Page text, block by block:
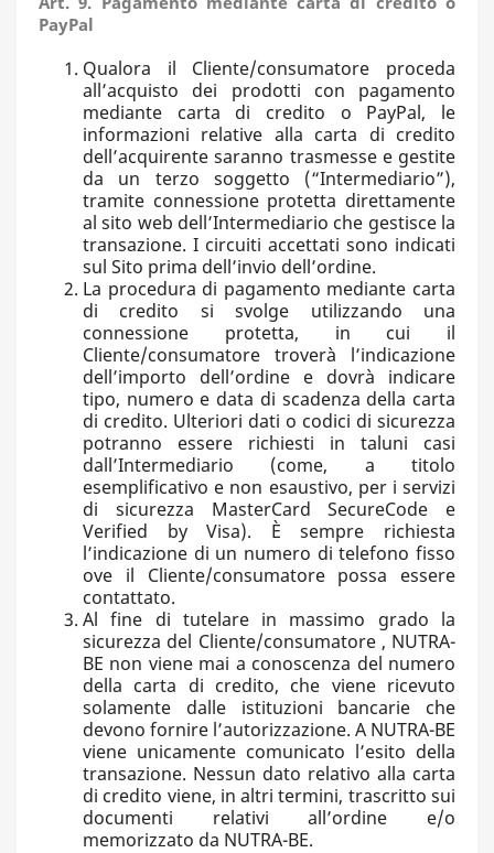
PayPal
Qualora il Cliente/consumatore proceda
all’acquisto dei prodotti con pagamento
mediante carta di credito o PayPal, le
informazioni relative alla carta di credito
dell’acquirente saranno trasmesse e gestite
da un terzo soggetto (“Intermediario”),
tramite connessione protetta direttamente
al sito web dell’Intermediario che gestisce la
transazione. I circuiti accettati sono indicati
sul Sito prima dell’invio dell’ordine.
La procedura di pagamento mediante carta
di credito si svolge utilizzando una
connessione protetta, in cui il
Cliente/consumatore troverà l’indicazione
dell’importo dell’ordine e dovrà indicare
tipo, numero e data di scadenza della carta
di credito. Ulteriori dati o codici di sicurezza
potranno essere richiesti in taluni casi
dall’Intermediario (come, a titolo
esemplificativo e non esaustivo, per i servizi
di sicurezza MasterCard SecureCode e
Verified by Visa). È sempre richiesta
l’indicazione di un numero di telefono fisso
ove il Cliente/consumatore possa essere
contattato.
Al fine di tutelare in massimo grado la
sicurezza del Cliente/consumatore , NUTRA-
BE non viene mai a conoscenza del numero
della carta di credito, che viene ricevuto
solamente dalle istituzioni bancarie che
devono fornire l’autorizzazione. A NUTRA-BE
viene unicamente comunicato l’esito della
transazione. Nessun dato relativo alla carta
di credito viene, in altri termini, trascritto sui
documenti relativi all’ordine e/o
memorizzato da NUTRA-BE.